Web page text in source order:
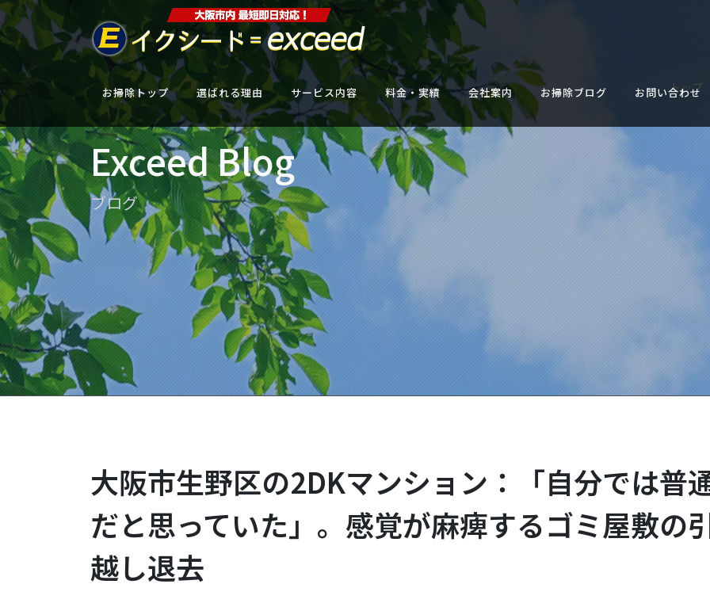
お掃除トップ 選ばれる理由 サービス内容 料金・実績 会社案内 お掃除ブログ お問い合わせ
Exceed Blog
ブログ
トップ
大阪市生野区の2DKマンション：「自分では普
だと思っていた」。感覚が麻痺するゴミ屋敷の
越し退去